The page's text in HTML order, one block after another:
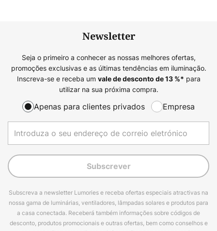
Newsletter
Seja o primeiro a conhecer as nossas melhores ofertas,
promoções exclusivas e as últimas tendências em iluminação.
Inscreva-se e receba um vale de desconto de13%* para
utilizar na sua próxima compra.
Apenas para clientes privados Empresa
Subscrever
Subscreva a newsletter Lumories e receba ofertas especiais atractivas na
nossa gama de luminárias, ventiladores, lâmpadas solares e produtos para
a casa conectada. Receberá também informações sobre códigos de
desconto, produtos promocionais e outras ofertas, bem como conselhos e